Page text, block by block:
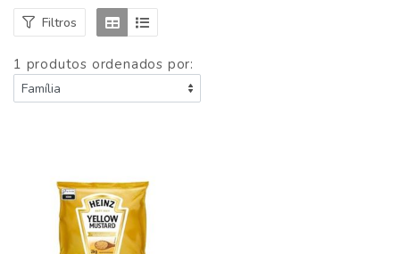
Filtros
1 produtos ordenados por: